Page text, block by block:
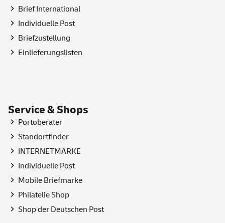
Brief International
Individuelle Post
Briefzustellung
Einlieferungslisten
Service & Shops
Portoberater
Standortfinder
INTERNETMARKE
Individuelle Post
Mobile Briefmarke
PhilatelieShop
Shopder Deutschen Post